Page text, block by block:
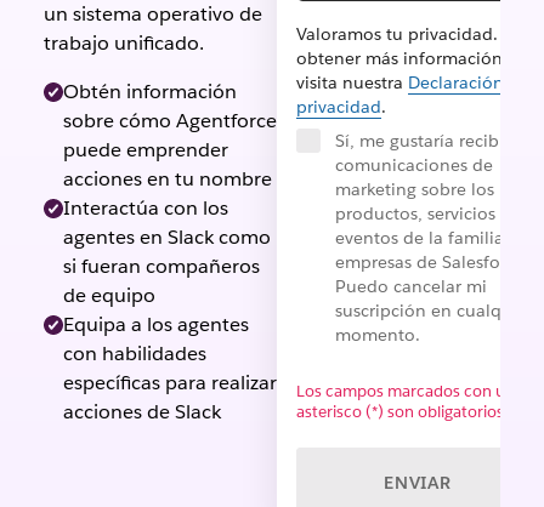
un sistema operativo de
trabajo unificado.
Obtén información
sobre cómo Agentforce
puede emprender
acciones en tu nombre
Interactúa con los
agentes en Slack como
si fueran compañeros
de equipo
Equipa a los agentes
con habilidades
específicas para realizar
acciones de Slack
Valoramos tu privacidad. Para
obtener más información,
visita nuestra Declaración de
privacidad.
Sí, me gustaría recibir
comunicaciones de
marketing sobre los
productos, servicios y
eventos de la familia de
empresas de Salesforce.
Puedo cancelar mi
suscripción en cualquier
momento.
Los campos marcados con un
asterisco (*) son obligatorios.
ENVIAR